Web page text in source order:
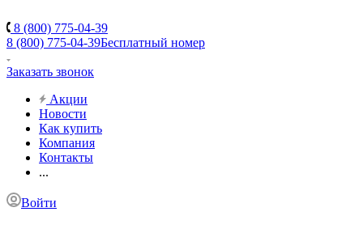
8 (800) 775-04-39
8 (800) 775-04-39Бесплатный номер
Заказать звонок
Акции
Новости
Как купить
Компания
Контакты
...
Войти